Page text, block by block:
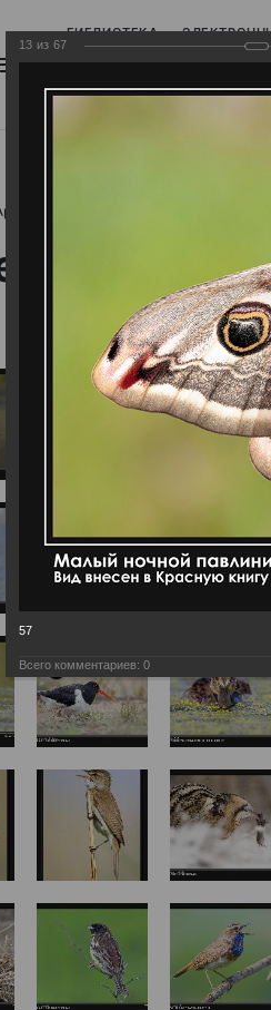
БИБЛИОТЕКА
БИБЛИОПОМОЩЬ
луга – жемчужина Нижегородского Поволжья
13 из 67
57
Всего комментариев: 0